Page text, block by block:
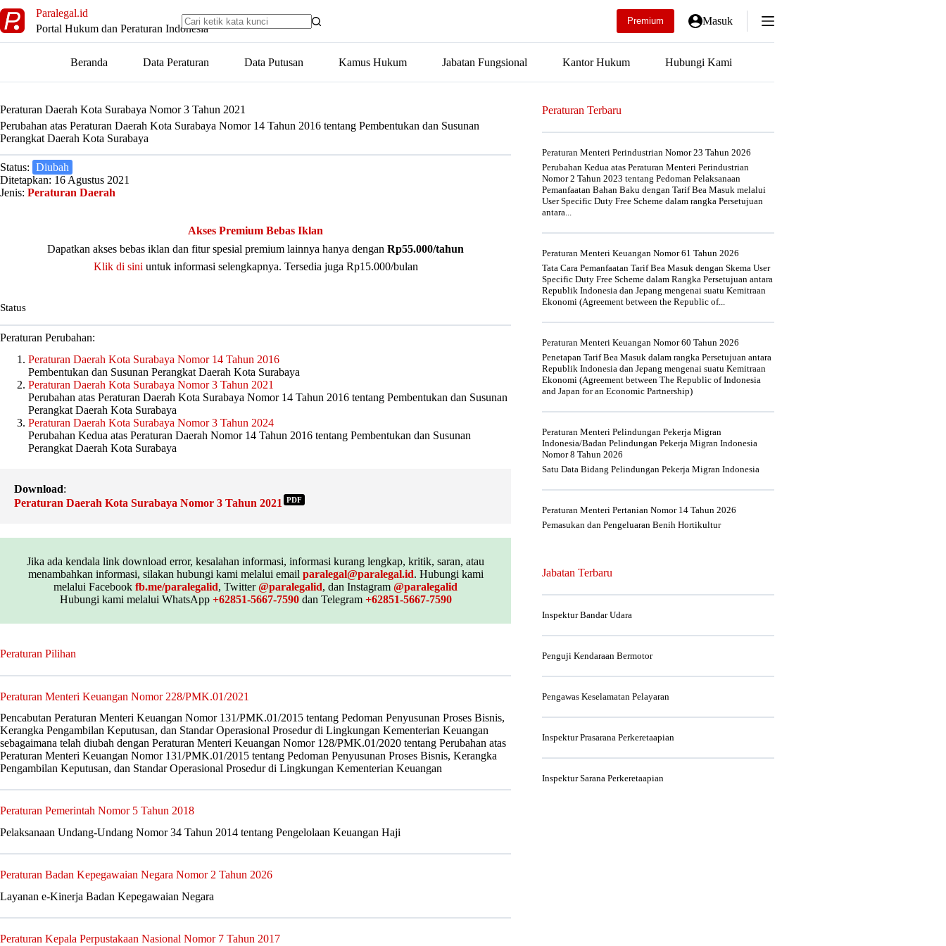
to
content
Paralegal.id
Portal Hukum dan Peraturan Indonesia
Premium Masuk
Beranda Data Peraturan Data Putusan Kamus Hukum Jabatan Fungsional Kantor Hukum Hubungi Kami
Peraturan Daerah Kota Surabaya Nomor 3 Tahun 2021
Perubahan atas Peraturan Daerah Kota Surabaya Nomor 14 Tahun 2016 tentang Pembentukan dan Susunan
Perangkat Daerah Kota Surabaya
Status: Diubah
Ditetapkan: 16 Agustus 2021
Jenis: Peraturan Daerah
Akses Premium Bebas Iklan
Dapatkan akses bebas iklan dan fitur spesial premium lainnya hanya dengan Rp55.000/tahun
Klik di sini untuk informasi selengkapnya. Tersedia juga Rp15.000/bulan
Status
Peraturan Perubahan:
Peraturan Daerah Kota Surabaya Nomor 14 Tahun 2016
Pembentukan dan Susunan Perangkat Daerah Kota Surabaya
Peraturan Daerah Kota Surabaya Nomor 3 Tahun 2021
Perubahan atas Peraturan Daerah Kota Surabaya Nomor 14 Tahun 2016 tentang Pembentukan dan Susunan
Perangkat Daerah Kota Surabaya
Peraturan Daerah Kota Surabaya Nomor 3 Tahun 2024
Perubahan Kedua atas Peraturan Daerah Nomor 14 Tahun 2016 tentang Pembentukan dan Susunan
Perangkat Daerah Kota Surabaya
Download:
Peraturan Daerah Kota Surabaya Nomor 3 Tahun 2021
PDF
Jika ada kendala link download error, kesalahan informasi, informasi kurang lengkap, kritik, saran, atau
menambahkan informasi, silakan hubungi kami melalui email paralegal@paralegal.id. Hubungi kami
melalui Facebook fb.me/paralegalid, Twitter@paralegalid, dan Instagram @paralegalid
Hubungi kami melalui WhatsApp +62851-5667-7590dan Telegram +62851-5667-7590
Peraturan Pilihan
Peraturan Menteri Keuangan Nomor 228/PMK.01/2021
Pencabutan Peraturan Menteri Keuangan Nomor 131/PMK.01/2015 tentang Pedoman Penyusunan Proses Bisnis,
Kerangka Pengambilan Keputusan, dan Standar Operasional Prosedur di Lingkungan Kementerian Keuangan
sebagaimana telah diubah dengan Peraturan Menteri Keuangan Nomor 128/PMK.01/2020 tentang Perubahan atas
Peraturan Menteri Keuangan Nomor 131/PMK.01/2015 tentang Pedoman Penyusunan Proses Bisnis, Kerangka
Pengambilan Keputusan, dan Standar Operasional Prosedur di Lingkungan Kementerian Keuangan
Peraturan Pemerintah Nomor 5 Tahun 2018
Pelaksanaan Undang-Undang Nomor 34 Tahun 2014 tentang Pengelolaan Keuangan Haji
Peraturan Badan Kepegawaian Negara Nomor 2 Tahun 2026
Layanan e-Kinerja Badan Kepegawaian Negara
Peraturan Kepala Perpustakaan Nasional Nomor 7 Tahun 2017
Peraturan Terbaru
Peraturan Menteri Perindustrian Nomor 23 Tahun 2026
Perubahan Kedua atas Peraturan Menteri Perindustrian
Nomor 2 Tahun 2023 tentang Pedoman Pelaksanaan
Pemanfaatan Bahan Baku dengan Tarif Bea Masuk melalui
User Specific Duty Free Scheme dalam rangka Persetujuan
antara...
Peraturan Menteri Keuangan Nomor 61 Tahun 2026
Tata Cara Pemanfaatan Tarif Bea Masuk dengan Skema User
Specific Duty Free Scheme dalam Rangka Persetujuan antara
Republik Indonesia dan Jepang mengenai suatu Kemitraan
Ekonomi (Agreement between the Republic of...
Peraturan Menteri Keuangan Nomor 60 Tahun 2026
Penetapan Tarif Bea Masuk dalam rangka Persetujuan antara
Republik Indonesia dan Jepang mengenai suatu Kemitraan
Ekonomi (Agreement between The Republic of Indonesia
and Japan for an Economic Partnership)
Peraturan Menteri Pelindungan Pekerja Migran
Indonesia/Badan Pelindungan Pekerja Migran Indonesia
Nomor 8 Tahun 2026
Satu Data Bidang Pelindungan Pekerja Migran Indonesia
Peraturan Menteri Pertanian Nomor 14 Tahun 2026
Pemasukan dan Pengeluaran Benih Hortikultur
Jabatan Terbaru
Inspektur Bandar Udara
Penguji Kendaraan Bermotor
Pengawas Keselamatan Pelayaran
Inspektur Prasarana Perkeretaapian
Inspektur Sarana Perkeretaapian